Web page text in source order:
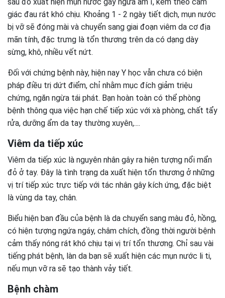
giác đau rát khó chịu. Khoảng 1 - 2 ngày tiết dịch, mụn nước
bị vỡ sẽ đóng mài và chuyển sang giai đoạn viêm da cơ địa
mãn tính, đặc trưng là tổn thương trên da có dạng dày
sừng, khô, nhiều vết nứt.
Đối với chứng bệnh này, hiện nay Y học vẫn chưa có biện
pháp điều trị dứt điểm, chỉ nhằm mục đích giảm triệu
chứng, ngăn ngừa tái phát. Bạn hoàn toàn có thể phòng
bệnh thông qua việc hạn chế tiếp xúc với xà phòng, chất tẩy
rửa, dưỡng ẩm da tay thường xuyên,....
Viêm da tiếp xúc
Viêm da tiếp xúc là nguyên nhân gây ra hiện tượng nổi mẩn
đỏ ở tay. Đây là tình trạng da xuất hiện tổn thương ở những
vị trí tiếp xúc trực tiếp với tác nhân gây kích ứng, đặc biệt
là vùng da tay, chân.
Biểu hiện ban đầu của bệnh là da chuyển sang màu đỏ, hồng,
có hiện tượng ngứa ngáy, châm chích, đồng thời người bệnh
cảm thấy nóng rát khó chịu tại vị trí tổn thương. Chỉ sau vài
tiếng phát bệnh, làn da bạn sẽ xuất hiện các mụn nước li ti,
nếu mụn vỡ ra sẽ tạo thành vảy tiết.
Bệnh chàm